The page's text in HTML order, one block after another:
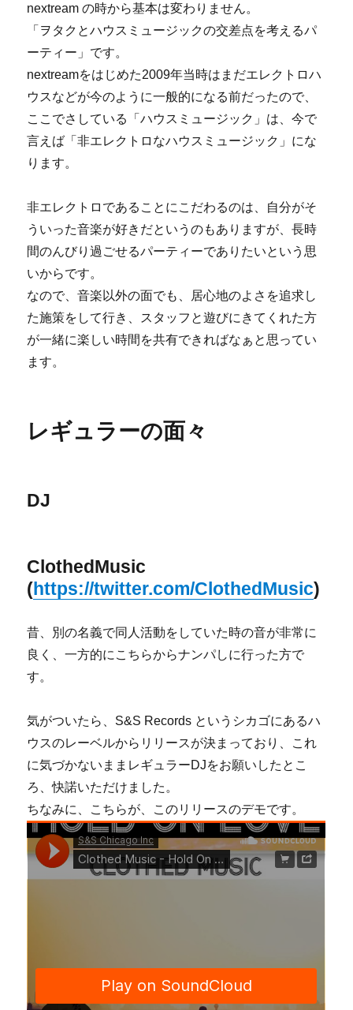
nextream の時から基本は変わりません。
「ヲタクとハウスミュージックの交差点を考えるパ
ーティー」です。
nextreamをはじめた2009年当時はまだエレクトロハ
ウスなどが今のように一般的になる前だったので、
ここでさしている「ハウスミュージック」は、今で
言えば「非エレクトロなハウスミュージック」にな
ります。
非エレクトロであることにこだわるのは、自分がそ
ういった音楽が好きだというのもありますが、長時
間のんびり過ごせるパーティーでありたいという思
いからです。
なので、音楽以外の面でも、居心地のよさを追求し
た施策をして行き、スタッフと遊びにきてくれた方
が一緒に楽しい時間を共有できればなぁと思ってい
ます。
レギュラーの面々
DJ
ClothedMusic
(https://twitter.com/ClothedMusic)
昔、別の名義で同人活動をしていた時の音が非常に
良く、一方的にこちらからナンパしに行った方で
す。
気がついたら、S&S Records というシカゴにあるハ
ウスのレーベルからリリースが決まっており、これ
に気づかないままレギュラーDJをお願いしたとこ
ろ、快諾いただけました。
ちなみに、こちらが、このリリースのデモです。